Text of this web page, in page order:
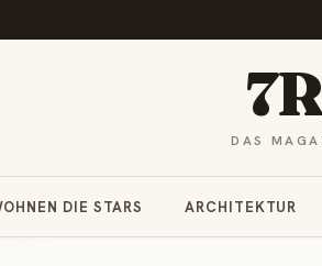
DAS
DIE STARS ARCHITEKTUR